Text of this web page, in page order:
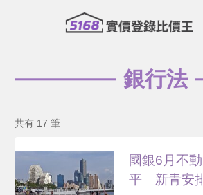
銀行法
共有 17 筆
國銀6月不
平 新青安